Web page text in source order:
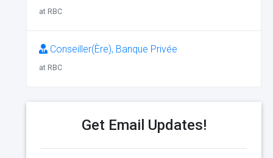
at RBC
Conseiller(Ère), Banque Privée
at RBC
Get Email Updates!